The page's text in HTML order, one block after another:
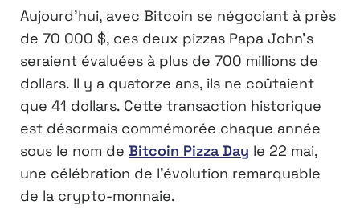
Aujourd’hui, avec Bitcoin se négociant à près
de 70 000 $, ces deux pizzas Papa John’s
seraient évaluées à plus de 700 millions de
dollars. Il y a quatorze ans, ils ne coûtaient
que 41 dollars. Cette transaction historique
est désormais commémorée chaque année
sous le nom de Bitcoin Pizza Day le 22 mai,
une célébration de l’évolution remarquable
de la crypto-monnaie.